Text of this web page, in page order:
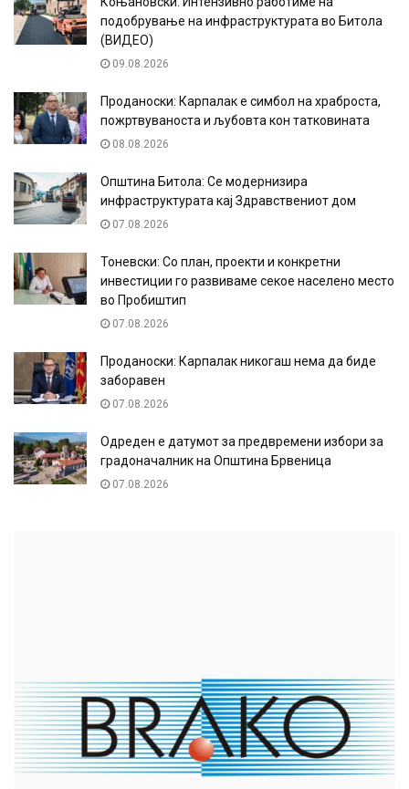
подобрување на инфраструктурата во Битола
(ВИДЕО)
09.08.2026
Проданоски: Карпалак е симбол на храброста,
пожртвуваноста и љубовта кон татковината
08.08.2026
Општина Битола: Се модернизира
инфраструктурата кај Здравствениот дом
07.08.2026
Тоневски: Со план, проекти и конкретни
инвестиции го развиваме секое населено место
во Пробиштип
07.08.2026
Проданоски: Карпалак никогаш нема да биде
заборавен
07.08.2026
Одреден е датумот за предвремени избори за
градоначалник на Општина Брвеница
07.08.2026